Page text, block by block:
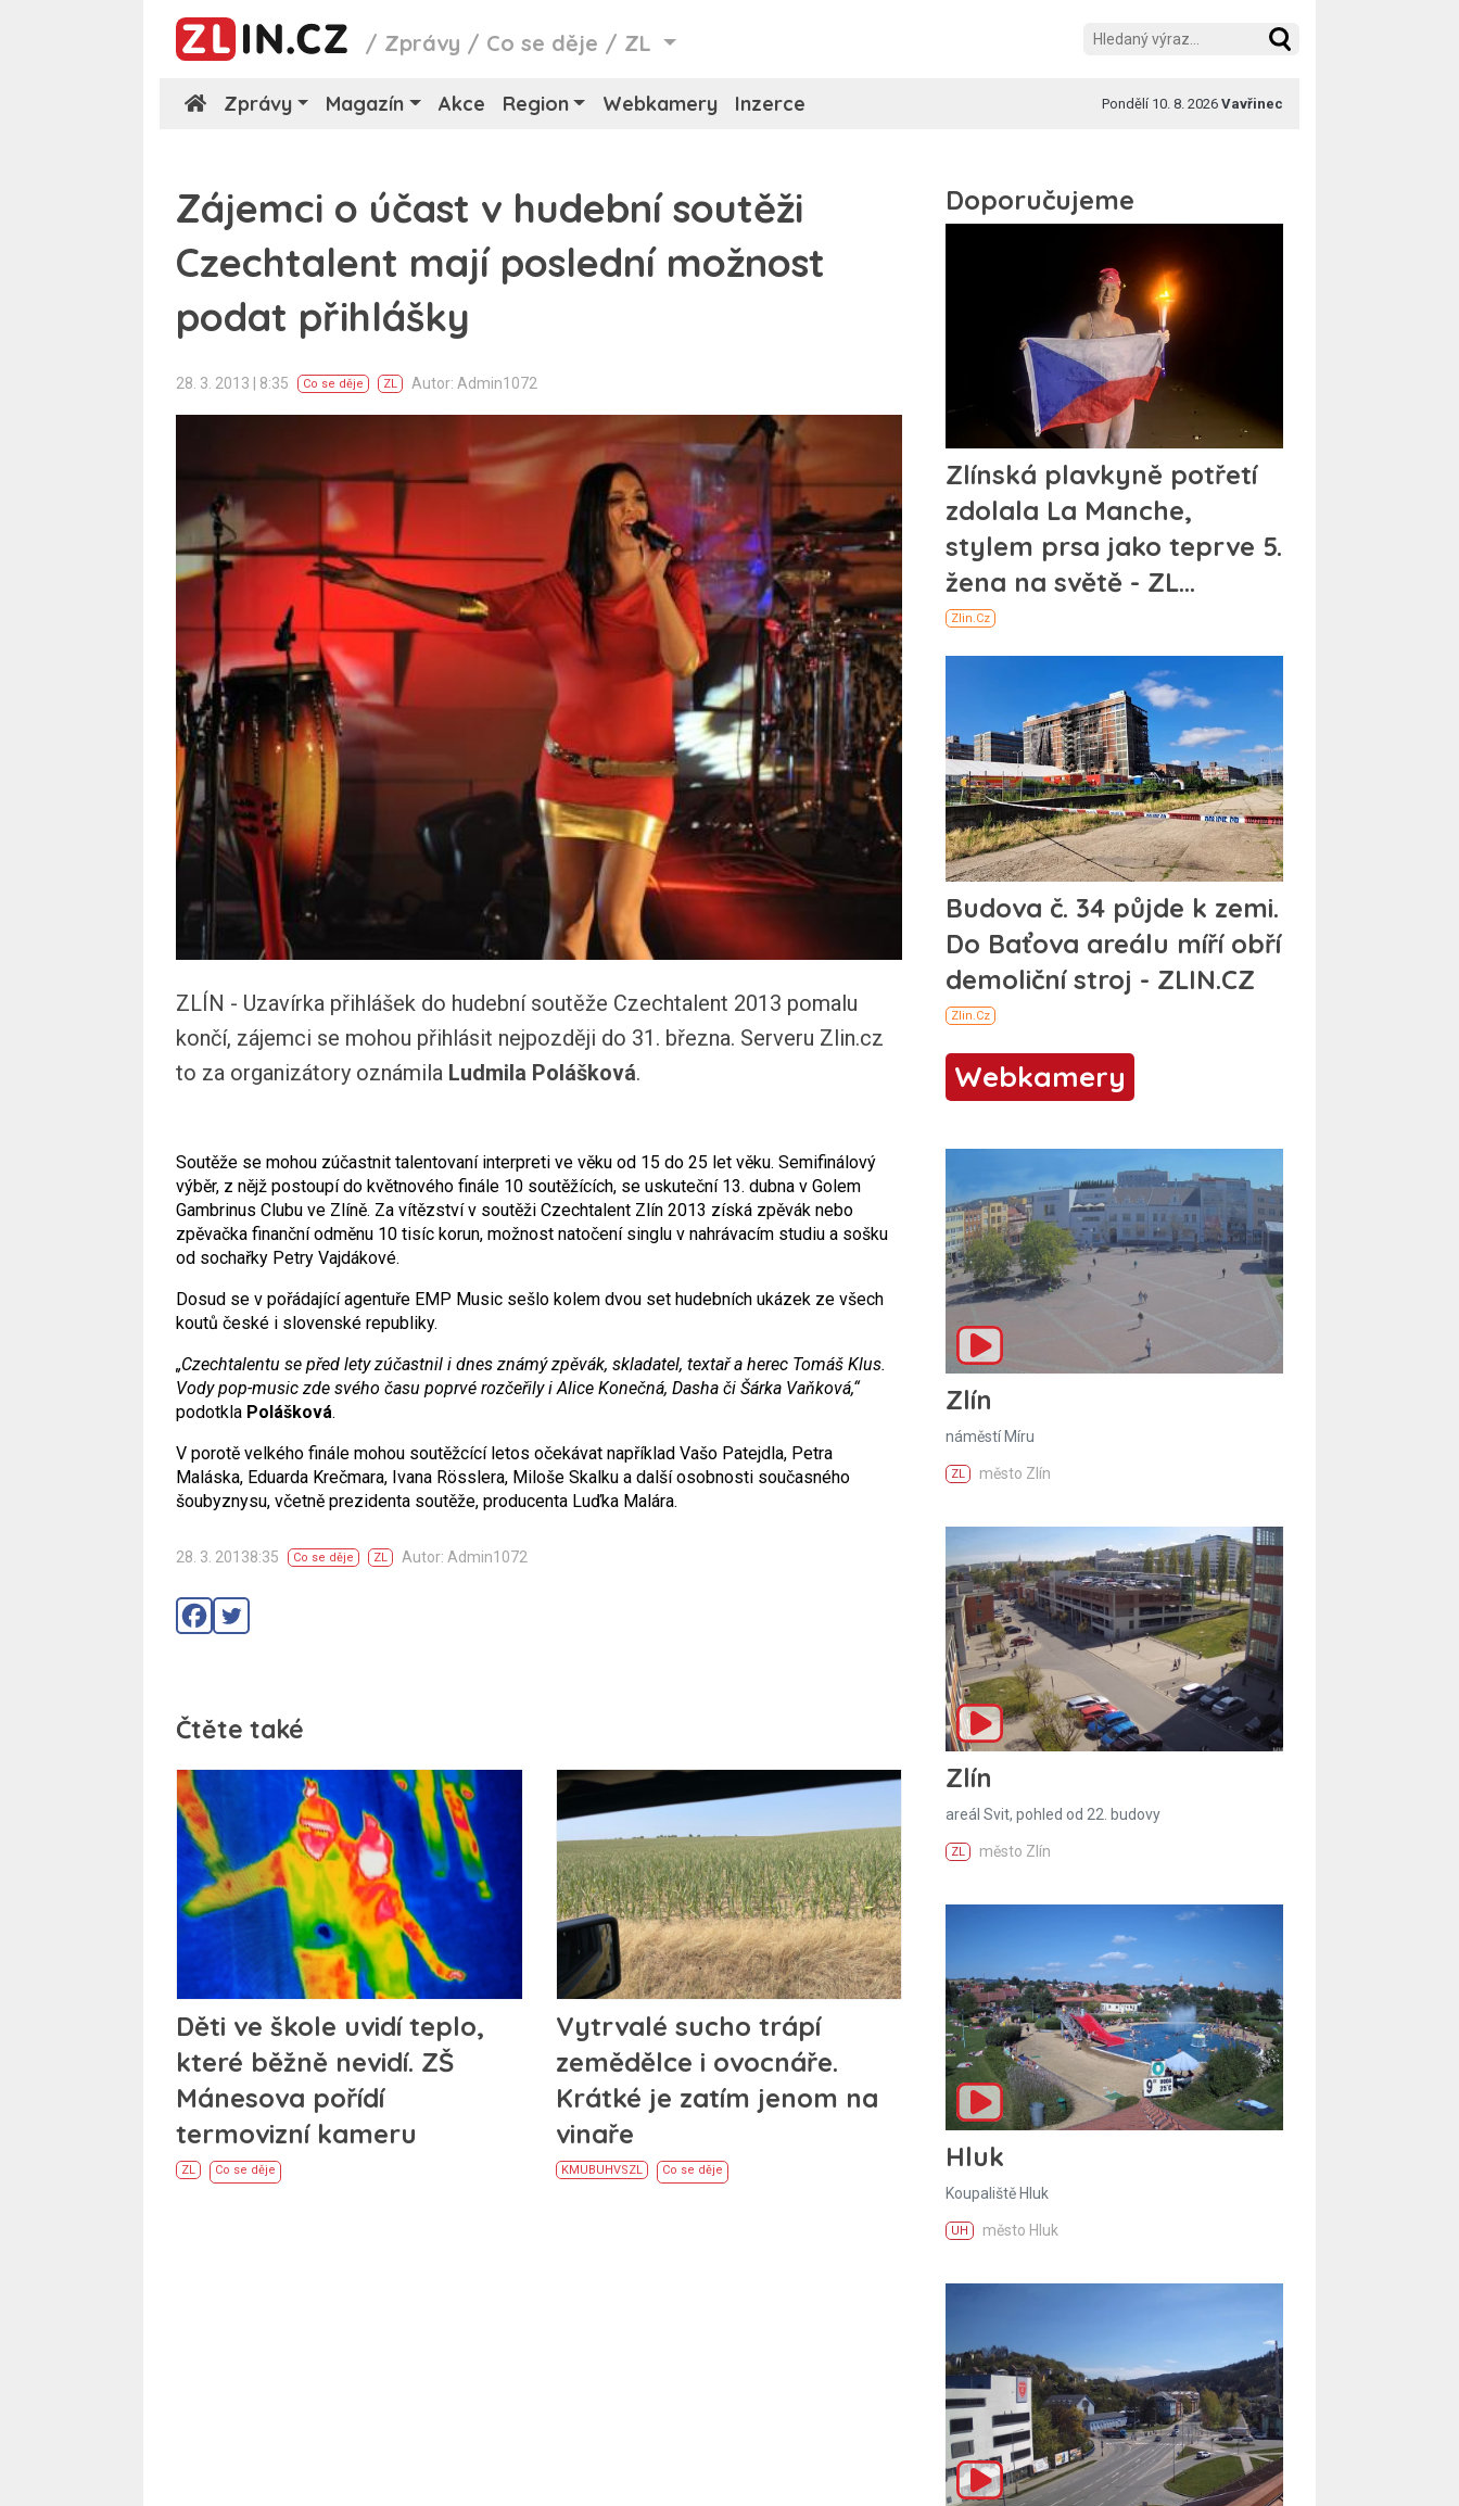
/ Zprávy / Co se děje / ZL
Zprávy Magazín Akce Region Webkamery Inzerce Pondělí 10. 8. 2026 Vavřinec
Zájemci o účast v hudební soutěži
Czechtalent mají poslední možnost
podat přihlášky
28. 3. 2013 | 8:35 Co se děje ZL Autor: Admin1072
ZLÍN - Uzavírka přihlášek do hudební soutěže Czechtalent 2013 pomalu
končí, zájemci se mohou přihlásit nejpozději do 31. března. Serveru Zlin.cz
to za organizátory oznámila Ludmila Polášková.
Soutěže se mohou zúčastnit talentovaní interpreti ve věku od 15 do 25 let věku. Semifinálový
výběr, z nějž postoupí do květnového finále 10 soutěžících, se uskuteční 13. dubna v Golem
Gambrinus Clubu ve Zlíně. Za vítězství v soutěži Czechtalent Zlín 2013 získá zpěvák nebo
zpěvačka finanční odměnu 10 tisíc korun, možnost natočení singlu v nahrávacím studiu a sošku
od sochařky Petry Vajdákové.
Dosud se v pořádající agentuře EMP Music sešlo kolem dvou set hudebních ukázek ze všech
koutů české i slovenské republiky.
„Czechtalentu se před lety zúčastnil i dnes známý zpěvák, skladatel, textař a herec Tomáš Klus.
Vody pop-music zde svého času poprvé rozčeřily i Alice Konečná, Dasha či Šárka Vaňková,“
podotkla Polášková.
V porotě velkého finále mohou soutěžcící letos očekávat například Vašo Patejdla, Petra
Maláska, Eduarda Krečmara, Ivana Rösslera, Miloše Skalku a další osobnosti současného
šoubyznysu, včetně prezidenta soutěže, producenta Luďka Malára.
28. 3. 20138:35 Co se děje ZL Autor: Admin1072
Čtěte také
Děti ve škole uvidí teplo,
které běžně nevidí. ZŠ
Mánesova pořídí
termovizní kameru
ZL Co se děje
Vytrvalé sucho trápí
zemědělce i ovocnáře.
Krátké je zatím jenom na
vinaře
KM UBUHVSZL Co se děje
Webkamery
Zlín
náměstí Míru
ZL město Zlín
Zlín
areál Svit, pohled od 22. budovy
ZL město Zlín
Hluk
Koupaliště Hluk
UH město Hluk